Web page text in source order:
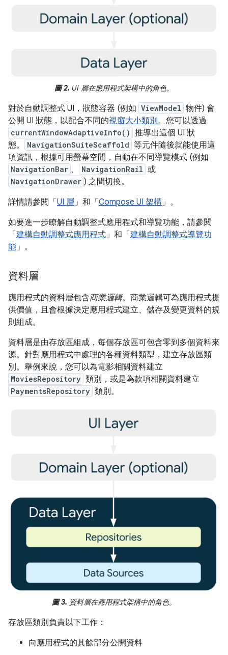
圖 2. UI 層在應用程式架構中的角色。
對於自動調整式 UI，狀態容器 (例如 ViewModel 物件) 會
公開 UI 狀態，以配合不同的視窗大小類別。您可以透過
currentWindowAdaptiveInfo() 推導出這個 UI 狀
態。
NavigationSuiteScaffold 等元件隨後就能使用這
項資訊，根據可用螢幕空間，自動在不同導覽模式 (例如
NavigationBar 、 NavigationRail 或
NavigationDrawer ) 之間切換。
詳情請參閱「UI 層 」和「Compose UI 架構 」。
如要進一步瞭解自動調整式應用程式和導覽功能，請參閱
「建構自動調整式應用程式 」和「建構自動調整式導覽功
能 」。
資料層
應用程式的資料層包含商業邏輯。商業邏輯可為應用程式提
供價值，且會根據決定應用程式建立、儲存及變更資料的規
則組成。
資料層是由存放區組成，每個存放區可包含零到多個資料來
源。針對應用程式中處理的各種資料類型，建立存放區類
別。舉例來說，您可以為電影相關資料建立
MoviesRepository 類別，或是為款項相關資料建立
PaymentsRepository 類別。
圖 3. 資料層在應用程式架構中的角色。
存放區類別負責以下工作：
向應用程式的其餘部分公開資料